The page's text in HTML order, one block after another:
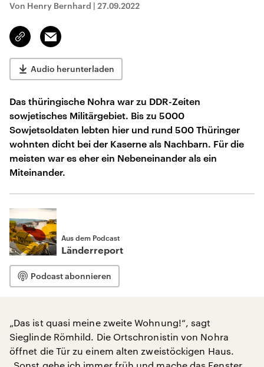
Von Henry Bernhard | 27.09.2022
Link
kopieren/teilen
Email
Audio herunterladen
Das thüringische Nohra war zu DDR-Zeiten
sowjetisches Militärgebiet. Bis zu 5000
Sowjetsoldaten lebten hier und rund 500 Thüringer
wohnten dicht bei der Kaserne als Nachbarn. Für die
meisten war es eher ein Nebeneinander als ein
Miteinander.
Aus dem Podcast
Länderreport
Podcast abonnieren
„Das ist quasi meine zweite Wohnung!“, sagt
Sieglinde Römhild. Die Ortschronistin von Nohra
öffnet die Tür zu einem alten zweistöckigen Haus.